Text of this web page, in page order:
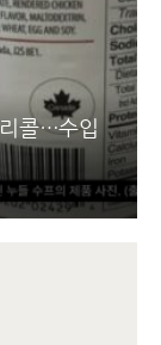
콜…수입